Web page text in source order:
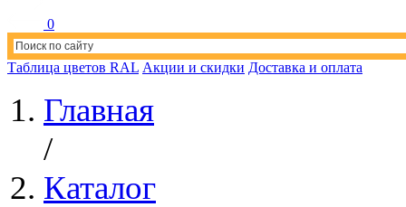
0
Таблица цветов RAL Акции и скидки Доставка и оплата
Главная
/
Каталог